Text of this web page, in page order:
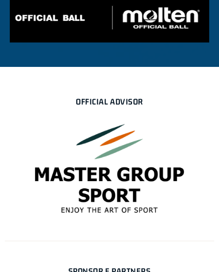
OFFICIAL ADVISOR